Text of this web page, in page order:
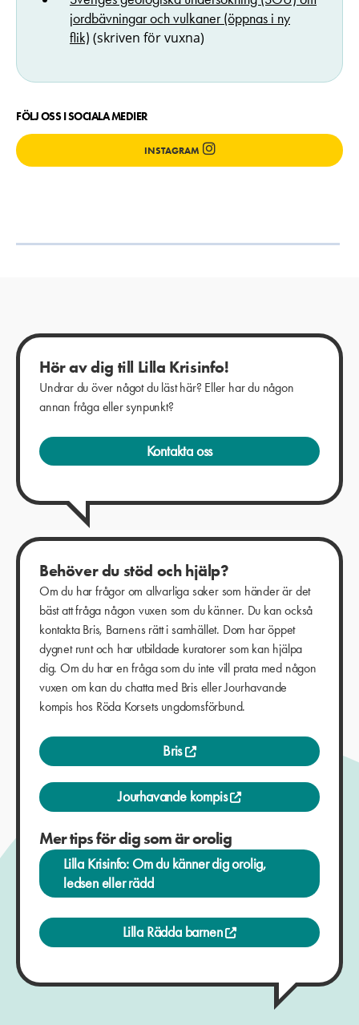
jordbävningar och vulkaner (öppnas i ny
flik) (skriven för vuxna)
FÖLJ OSS I SOCIALA MEDIER
INSTAGRAM
Hör av dig till Lilla Krisinfo!
Undrar du över något du läst här? Eller har du någon
annan fråga eller synpunkt?
Kontakta oss
Behöver du stöd och hjälp?
Om du har frågor om allvarliga saker som händer är det
bäst att fråga någon vuxen som du känner. Du kan också
kontakta Bris, Barnens rätt i samhället. Dom har öppet
dygnet runt och har utbildade kuratorer som kan hjälpa
dig. Om du har en fråga som du inte vill prata med någon
vuxen om kan du chatta med Bris eller Jourhavande
kompis hos Röda Korsets ungdomsförbund.
Bris
Jourhavande kompis
Mer tips för dig som är orolig
Lilla Krisinfo: Om du känner dig orolig,
ledsen eller rädd
Lilla Rädda barnen